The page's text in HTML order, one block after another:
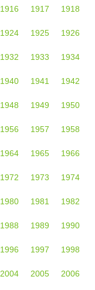
1916 1917 1918
1924 1925 1926
1932 1933 1934
1940 1941 1942
1948 1949 1950
1956 1957 1958
1964 1965 1966
1972 1973 1974
1980 1981 1982
1988 1989 1990
1996 1997 1998
2004 2005 2006